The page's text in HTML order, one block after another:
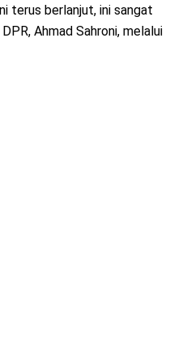
terus berlanjut, ini sangat
Ahmad Sahroni, melalui